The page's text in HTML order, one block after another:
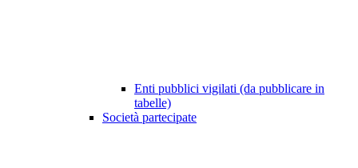
Enti pubblici vigilati (da pubblicare in
tabelle)
Società partecipate